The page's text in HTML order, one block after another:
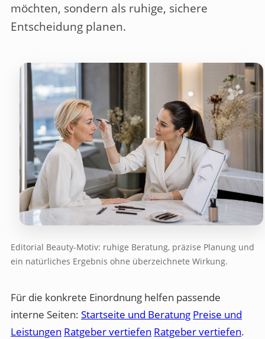
möchten, sondern als ruhige, sichere
Entscheidung planen.
Editorial Beauty-Motiv: ruhige Beratung, präzise Planung und
ein natürliches Ergebnis ohne überzeichnete Wirkung.
Für die konkrete Einordnung helfen passende
interne Seiten: Startseite und Beratung Preise und
Leistungen Ratgeber vertiefen Ratgeber vertiefen.